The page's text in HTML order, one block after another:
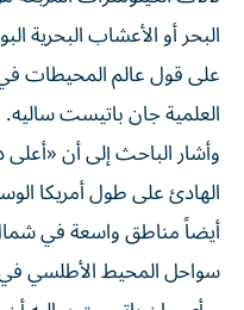
البحر أو الأعشاب البحرية
على قول عالم المحيطات
العلمية جان باتيست ساليه.
وأشار الباحث إلى أن
الهادئ على طول أمريكا
أيضاً مناطق واسعة في
سواحل المحيط الأطلسي